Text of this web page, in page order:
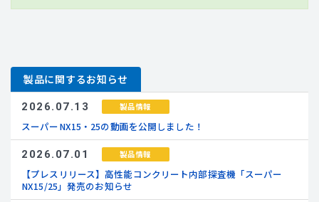
製品に関するお知らせ
2026.07.13 製品情報
スーパーNX15・25の動画を公開しました！
2026.07.01 製品情報
【プレスリリース】高性能コンクリート内部探査機「スーパー
NX15/25」発売のお知らせ